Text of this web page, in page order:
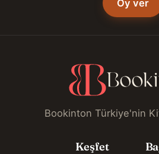
Oy ver
Bookinton Türkiye'nin
Keşfet